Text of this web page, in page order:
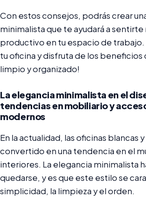
Con estos consejos, podrás crear
minimalista que te ayudará a
productivo en tu espacio de trabajo.
tu oficina y disfruta de los
limpio y organizado!
La elegancia minimalista en el
tendencias en mobiliario y
modernos
En la actualidad, las oficinas blancas
convertido en una tendencia en el
interiores. La elegancia minimalista
quedarse, y es que este estilo se
simplicidad, la limpieza y el orden.